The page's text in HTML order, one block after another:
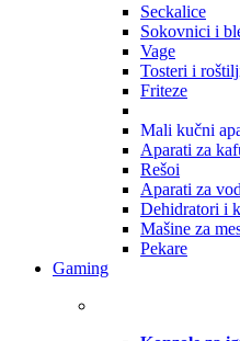
Seckalice
Sokovnici i
Vage
Tosteri i
Friteze
Mali kučni
Aparati za
Rešoi
Aparati za
Dehidratori i
Mašine za
Pekare
Gaming